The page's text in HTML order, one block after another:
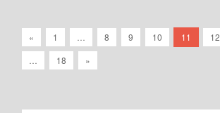
« 1 8 9 10 11 12
18 »